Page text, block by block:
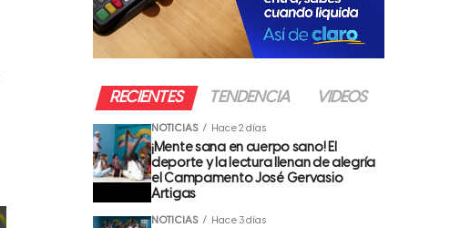
RECIENTES TENDENCIA VIDEOS
NOTICIAS Hace 2 días
¡Mente sana en cuerpo sano! El
deporte y la lectura llenan de alegría
el Campamento José Gervasio
Artigas
NOTICIAS Hace 3 días